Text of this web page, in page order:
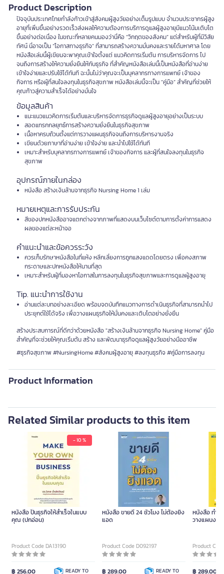
Product Description
ปัจจุบันประเทศไทยกำลังก้าวเข้าสู่สังคมผู้สูงวัยอย่างเต็มรูปแบบ จำนวนประชากรผู้สูง
อายุที่เพิ่มขึ้นอย่างรวดเร็วส่งผลให้ความต้องการบริการดูแลผู้สูงอายุมีแนวโน้มเติบโต
ขึ้นอย่างต่อเนื่อง ในขณะที่หลายคนมองว่านี่คือ “วิกฤตของสังคม” แต่สำหรับผู้ที่มีวิสัย
ทัศน์ นี่อาจเป็น “โอกาสทางธุรกิจ” ที่สามารถสร้างความมั่นคงและรายได้มหาศาล โดย
หนังสือเล่มนี้ผู้เขียนจะพาคุณเข้าใจตั้งแต่ แนวคิดการเริ่มต้น การบริหารจัดการ ไป
จนถึงการสร้างให้ความยั่งยืนให้กับธุรกิจ ที่สำคัญหนังสือเล่มนี้เป็นหนังสือที่อ่านง่าย
เข้าใจง่ายและปรับใช้ได้ทันที ฉะนั้นไม่ว่าคุณจะเป็นบุคลากรทางการแพทย์ เจ้าของ
กิจการ หรือผู้ที่สนใจลงทุนในธุรกิจสุขภาพ หนังสือเล่มนี้จะเป็น “คู่มือ” สำคัญที่ช่วยให้
คุณก้าวสู่ความสำเร็จได้อย่างมั่นใจ
ข้อมูลสินค้า
แนะแนวแนวคิดการเริ่มต้นและบริหารจัดการธุรกิจดูแลผู้สูงอายุอย่างเป็นระบบ
สอดแทรกกลยุทธ์การสร้างความยั่งยืนในธุรกิจสุขภาพ
เนื้อหาครบถ้วนตั้งแต่การวางแผนธุรกิจจนถึงการบริหารงานจริง
เขียนด้วยภาษาที่อ่านง่าย เข้าใจง่าย และนำไปใช้ได้ทันที
เหมาะสำหรับบุคลากรทางการแพทย์ เจ้าของกิจการ และผู้ที่สนใจลงทุนในธุรกิจ
สุขภาพ
อุปกรณ์ภายในกล่อง
หนังสือ สร้างเงินล้านจากธุรกิจ Nursing Home 1 เล่ม
หมายเหตุและการรับประกัน
สีของปกหนังสืออาจแตกต่างจากภาพที่แสดงบนเว็บไซต์ตามการตั้งค่าการแสดง
ผลของแต่ละหน้าจอ
คำแนะนำและข้อควรระวัง
ควรเก็บรักษาหนังสือในที่แห้ง หลีกเลี่ยงการถูกแสงแดดโดยตรง เพื่อคงสภาพ
กระดาษและปกหนังสือให้นานที่สุด
เหมาะสำหรับผู้ที่มองหาโอกาสในการลงทุนในธุรกิจสุขภาพและการดูแลผู้สูงอายุ
Tip. แนะนำการใช้งาน
อ่านแต่ละบทอย่างละเอียด พร้อมจดบันทึกแนวทางการดำเนินธุรกิจที่สามารถนำไป
ประยุกต์ใช้ได้จริง เพื่อวางแผนธุรกิจให้มั่นคงและเติบโตอย่างยั่งยืน
สร้างประสบการณ์ที่ดีกว่าด้วยหนังสือ "สร้างเงินล้านจากธุรกิจ Nursing Home" คู่มือ
สำคัญที่จะช่วยให้คุณเริ่มต้น สร้าง และพัฒนาธุรกิจดูแลผู้สูงวัยอย่างมืออาชีพ
#ธุรกิจสุขภาพ #NursingHome #สังคมผู้สูงอายุ #ลงทุนธุรกิจ #คู่มือการลงทุน
Product Information
Related Similar products to this item
- 10 %
หนังสือ ปั้นธุรกิจให้สำเร็จในแบบ
คุณ (ปกอ่อน)
Product Code DA13190
฿ 256.00 READY TO
หนังสือ ขายดี 24 ชั่วโมง ไม่ต้องยิง
แอด
Product Code D092197
฿ 289.00 READY TO
หนังสือ ทำน้
วางแผนงาน
Product
฿ 289.00